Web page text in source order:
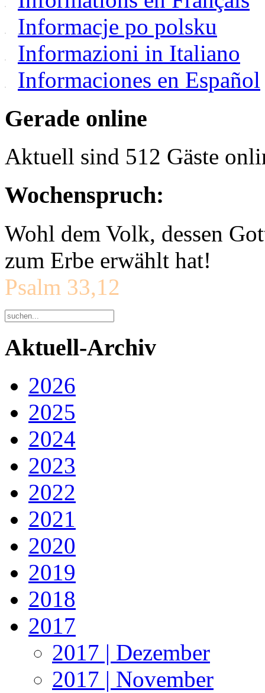
Informacje po polsku
Informazioni in Italiano
Informaciones en Español
Gerade online
Aktuell sind 512 Gäste
Wochenspruch:
Wohl dem Volk, dessen
zum Erbe erwählt hat!
Psalm 33,12
Aktuell-Archiv
2026
2025
2024
2023
2022
2021
2020
2019
2018
2017
2017 | Dezember
2017 | November